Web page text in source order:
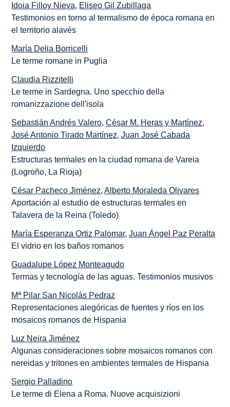
Idoia Filloy Nieva, Eliseo Gil Zubillaga
Testimonios en torno al termalismo de época romana en
el territorio alavés
María Delia Borricelli
Le terme romane in Puglia
Claudia Rizzitelli
Le terme in Sardegna. Uno specchio della
romanizzazione dell'isola
Sebastián Andrés Valero,César M. Heras y Martínez,
José Antonio Tirado Martínez,Juan José Cabada
Izquierdo
Estructuras termales en la ciudad romana de Vareia
(Logroño, La Rioja)
César Pacheco Jiménez,Alberto Moraleda Olivares
Aportación al estudio de estructuras termales en
Talavera de la Reina (Toledo)
María Esperanza Ortiz Palomar,Juan Ángel Paz Peralta
El vidrio en los baños romanos
Guadalupe López Monteagudo
Termas y tecnología de las aguas. Testimonios musivos
Mª Pilar San Nicolás Pedraz
Representaciones alegóricas de fuentes y ríos en los
mosaicos romanos de Hispania
Luz Neira Jiménez
Algunas consideraciones sobre mosaicos romanos con
nereidas y tritones en ambientes termales de Hispania
Sergio Palladino
Le terme di Elena a Roma. Nuove acquisizioni